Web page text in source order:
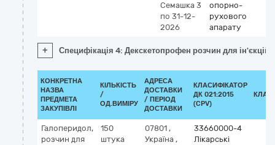
Семашка 3
по 31-12-
2026
опорно-
рухового
апарату
+ Специфікація 4: Декскетопрофен розчин для
КОНКРЕТНА
НАЗВА
ПРЕДМЕТА
ЗАКУПІВЛІ
КІЛЬКІСТЬ
/
ОД.ВИМІРУ
АДРЕСА
ДОСТАВКИ
/ ПЕРІОД
ДОСТАВКИ
КЛАСИФІКАТОР
ДК 021:2015
(CPV)
Галоперидол,
розчин для
150
штука
07801 ,
Україна ,
33660000-4
Лікарські